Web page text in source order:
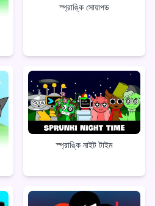
স্প্রাঙ্কি সোয়াপড
স্প্রাঙ্কি নাইট টাইম